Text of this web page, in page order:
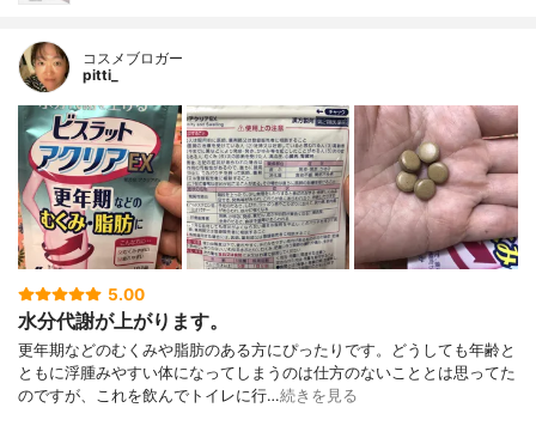
コスメブロガー
pitti_
5.00
水分代謝が上がります。
更年期などのむくみや脂肪のある方にぴったりです。どうしても年齢と
ともに浮腫みやすい体になってしまうのは仕方のないこととは思ってた
のですが、これを飲んでトイレに行…続きを見る